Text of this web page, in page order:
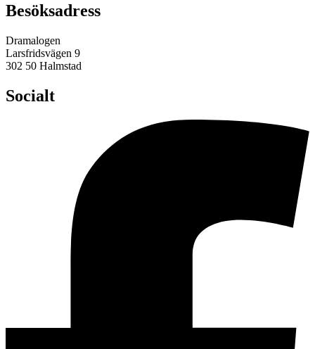
Besöksadress
Dramalogen
Larsfridsvägen 9
302 50 Halmstad
Socialt